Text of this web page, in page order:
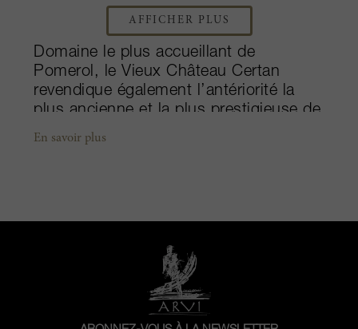
AFFICHER PLUS
Domaine le plus accueillant de
Pomerol, le Vieux Château Certan
revendique également l’antériorité la
plus ancienne et la plus prestigieuse de
l’appellation. Fondée au milieu du
18ème siècle, cette propriété de la Rive
petit-fils, Alexandre Thienpont, et le fils
d’Alexandre, Guillaume, consolident les
avancées réalisées par leurs ancêtres,
préservant par là même, l’art de vivre
de la famille. Depuis trente ans,
Alexandre a fait preuve d’une attention
En savoir plus